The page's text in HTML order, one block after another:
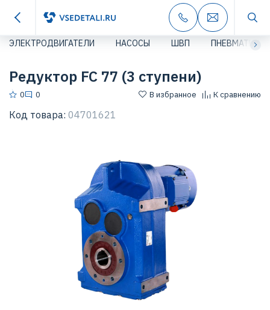
ЭЛЕКТРОДВИГАТЕЛИ НАСОСЫ ШВП ПНЕВМАТИКА
Редуктор FC 77 (3 ступени)
0 0 В избранное К сравнению
Код товара: 04701621